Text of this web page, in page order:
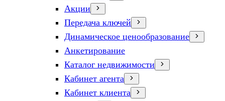
Акции
Передача ключей
Динамическое ценообразование
Анкетирование
Каталог недвижимости
Кабинет агента
Кабинет клиента